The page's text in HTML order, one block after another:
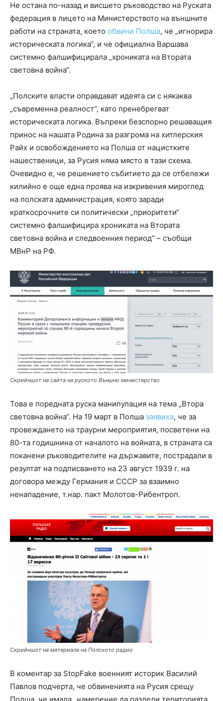
Не остана по-назад и висшето ръководство на Руската
федерация в лицето на Министерството на външните
работи на страната, което обвини Полша, че „игнорира
историческата логика“, и че официална Варшава
системно фалшифицирала „хрониката на Втората
световна война“.
„Полските власти оправдават идеята си с някаква
„съвременна реалност“, като пренебрегват
историческата логика. Въпреки безспорно решаващия
принос на нашата Родина за разгрома на хитлерския
Райх и освобождението на Полша от нацистките
нашественици, за Русия няма място в тази схема.
Очевидно е, че решението събитието да се отбележи
килийно е още една проява на изкривения мироглед
на полската администрация, която заради
краткосрочните си политически „приоритети“
системно фалшифицира хрониката на Втората
световна война и следвоенния период“ – съобщи
МВнР на РФ.
Скрийншот на сайта на руското Външно министерство
Това е поредната руска манипулация на тема „Втора
световна война“. На 19 март в Полша заявиха, че за
провеждането на траурни мероприятия, посветени на
80-та годишнина от началото на войната, в страната са
поканени ръководителите на държавите, пострадали в
резултат на подписването на 23 август 1939 г. на
договора между Германия и СССР за взаимно
ненападение, т.нар. пакт Молотов-Рибентроп.
Скрийншот на материала на Полското радио
В коментар за StopFake военният историк Василий
Павлов подчерта, че обвиненията на Русия срещу